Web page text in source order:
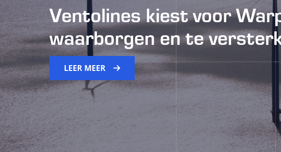
Ventolines kiest voor
waarborgen en te
LEER MEER